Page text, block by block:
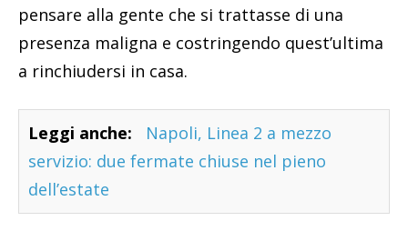
pensare alla gente che si trattasse di una
presenza maligna e costringendo quest’ultima
a rinchiudersi in casa.
Leggi anche:
Napoli, Linea 2 a mezzo
servizio: due fermate chiuse nel pieno
dell’estate